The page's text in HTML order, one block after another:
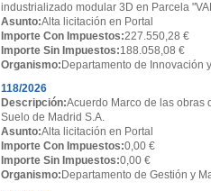
industrializado modular 3D en Parcela
Asunto:Alta licitación en Portal
Importe Con Impuestos:227.550,28 €
Importe Sin Impuestos:188.058,08 €
Organismo: Departamento de Innovación
118/2026
Descripción:Acuerdo Marco de las obras
Suelo de Madrid S.A.
Asunto:Alta licitación en Portal
Importe Con Impuestos:0,00 €
Importe Sin Impuestos:0,00 €
Organismo: Departamento de Gestión y